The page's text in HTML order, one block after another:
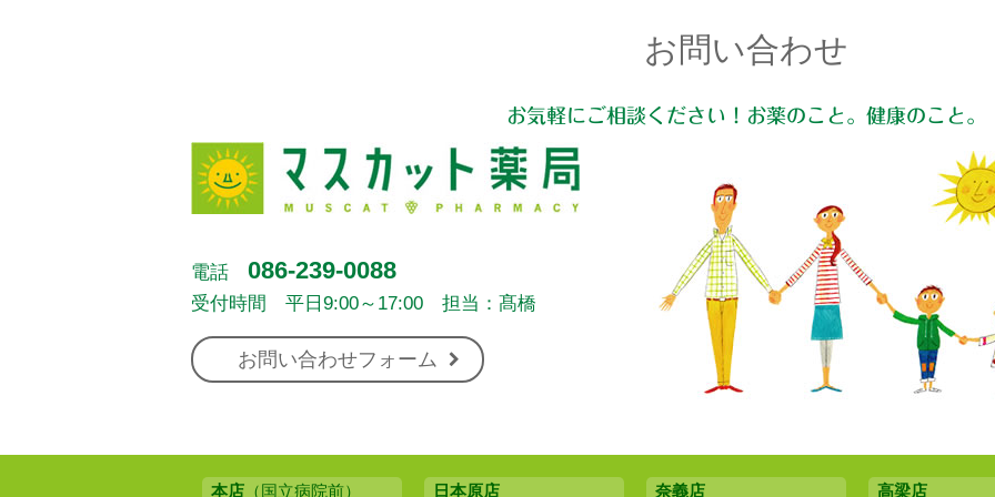
お問い合わせ
お気軽にご相談ください！お薬のこと。健康のこと。
電話 086-239-0088
受付時間 平日9:00～17:00 担当：髙橋
お問い合わせフォーム
本店 （国立病院前） 日本原店 奈義店 高梁店